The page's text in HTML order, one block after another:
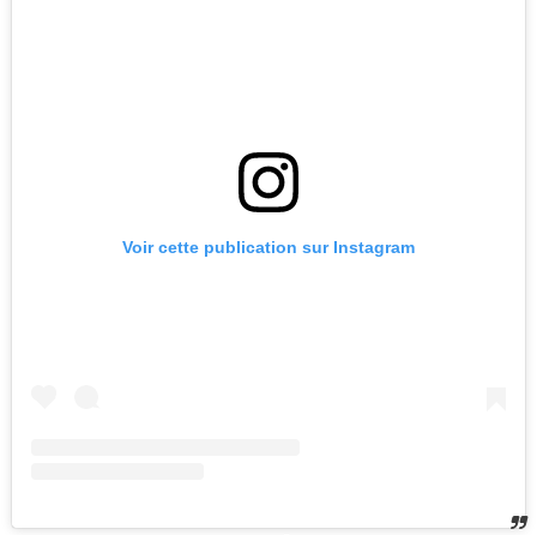
Voir cette publication sur Instagram